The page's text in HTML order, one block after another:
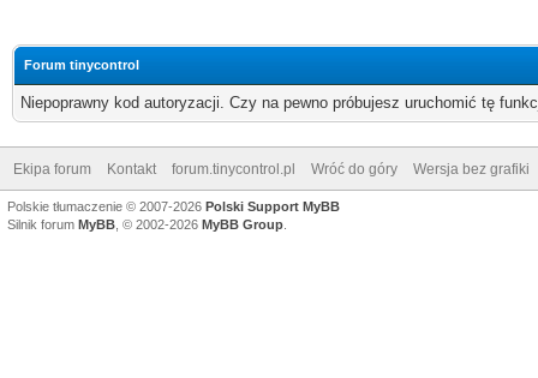
Forum tinycontrol
Niepoprawny kod autoryzacji. Czy na pewno próbujesz uruchomić tę
Ekipa forum Kontakt forum.tinycontrol.pl Wróć do góry Wersja bez grafiki
Polskie tłumaczenie © 2007-2026 Polski Support MyBB
Silnik forum MyBB , © 2002-2026 MyBB Group